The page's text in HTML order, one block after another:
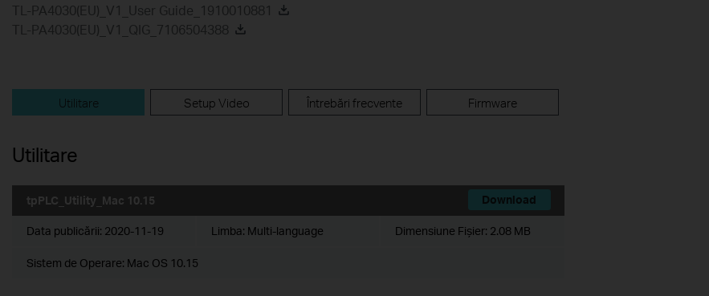
TL-PA4030(EU)_V1_User Guide_1910010881
TL-PA4030(EU)_V1_QIG_7106504388
Utilitare Setup Video Întrebări frecvente Firmware
Utilitare
tpPLC_Utility_Mac 10.15 Download
Data publicării: 2020-11-19 Limba: Multi-language Dimensiune Fişier: 2.08 MB
Sistem de Operare: Mac OS 10.15